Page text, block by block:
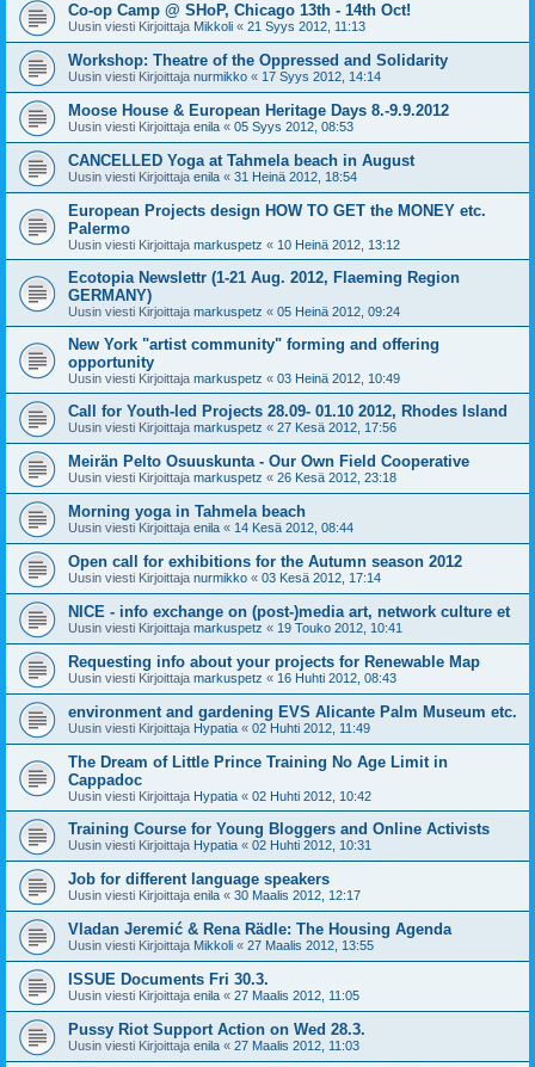
Co-op Camp @ SHoP, Chicago 13th - 14th Oct!
Uusin viesti Kirjoittaja Mikkoli « 21 Syys 2012, 11:13
Workshop: Theatre of the Oppressed and Solidarity
Uusin viesti Kirjoittaja nurmikko « 17 Syys 2012, 14:14
Moose House & European Heritage Days 8.-9.9.2012
Uusin viesti Kirjoittaja enila « 05 Syys 2012, 08:53
CANCELLED Yoga at Tahmela beach in August
Uusin viesti Kirjoittaja enila « 31 Heinä 2012, 18:54
European Projects design HOW TO GET the MONEY etc.
Palermo
Uusin viesti Kirjoittaja markuspetz « 10 Heinä 2012, 13:12
Ecotopia Newslettr (1-21 Aug. 2012, Flaeming Region
GERMANY)
Uusin viesti Kirjoittaja markuspetz « 05 Heinä 2012, 09:24
New York "artist community" forming and offering
opportunity
Uusin viesti Kirjoittaja markuspetz « 03 Heinä 2012, 10:49
Call for Youth-led Projects 28.09- 01.10 2012, Rhodes Island
Uusin viesti Kirjoittaja markuspetz « 27 Kesä 2012, 17:56
Meirän Pelto Osuuskunta - Our Own Field Cooperative
Uusin viesti Kirjoittaja markuspetz « 26 Kesä 2012, 23:18
Morning yoga in Tahmela beach
Uusin viesti Kirjoittaja enila « 14 Kesä 2012, 08:44
Open call for exhibitions for the Autumn season 2012
Uusin viesti Kirjoittaja nurmikko « 03 Kesä 2012, 17:14
NICE - info exchange on (post-)media art, network culture et
Uusin viesti Kirjoittaja markuspetz « 19 Touko 2012, 10:41
Requesting info about your projects for Renewable Map
Uusin viesti Kirjoittaja markuspetz « 16 Huhti 2012, 08:43
environment and gardening EVS Alicante Palm Museum etc.
Uusin viesti Kirjoittaja Hypatia « 02 Huhti 2012, 11:49
The Dream of Little Prince Training No Age Limit in
Cappadoc
Uusin viesti Kirjoittaja Hypatia « 02 Huhti 2012, 10:42
Training Course for Young Bloggers and Online Activists
Uusin viesti Kirjoittaja Hypatia « 02 Huhti 2012, 10:31
Job for different language speakers
Uusin viesti Kirjoittaja enila « 30 Maalis 2012, 12:17
Vladan Jeremić & Rena Rädle: The Housing Agenda
Uusin viesti Kirjoittaja Mikkoli « 27 Maalis 2012, 13:55
ISSUE Documents Fri 30.3.
Uusin viesti Kirjoittaja enila « 27 Maalis 2012, 11:05
Pussy Riot Support Action on Wed 28.3.
Uusin viesti Kirjoittaja enila « 27 Maalis 2012, 11:03